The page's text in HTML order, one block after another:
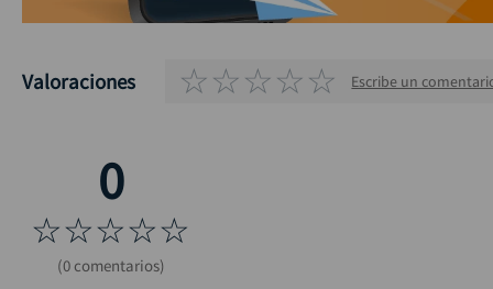
Valoraciones ☆☆☆☆☆ Escribe un
☆☆☆☆☆
(0 comentarios)